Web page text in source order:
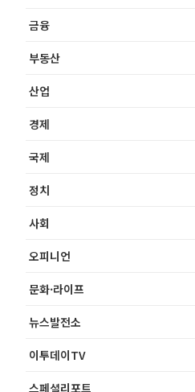
금융
부동산
산업
경제
국제
정치
사회
오피니언
문화·라이프
뉴스발전소
이투데이TV
스페셜리포트